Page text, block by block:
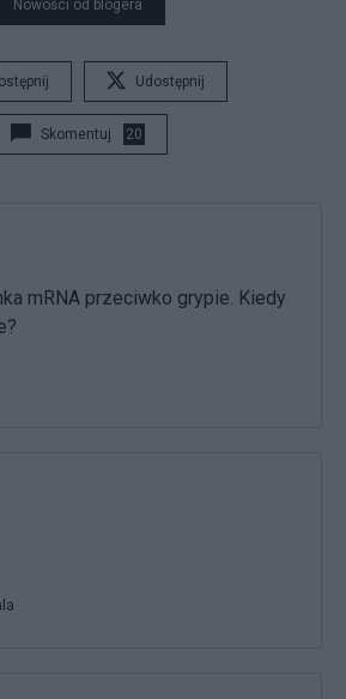
Nowości od blogera
Udostępnij
Skomentuj 20
mRNA przeciwko grypie. Kiedy